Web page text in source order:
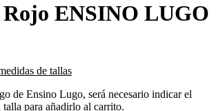
ENSINO LUGO
de tallas
de Ensino Lugo, será necesario indicar el
para añadirlo al carrito.